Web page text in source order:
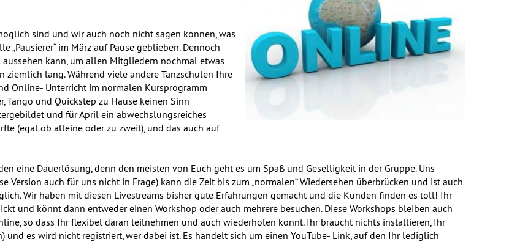
sind und wir auch noch nicht sagen können, was
im März auf Pause geblieben. Dennoch
kann, um allen Mitgliedern nochmal etwas
ziemlich lang. Während viele andere Tanzschulen Ihre
Online- Unterricht im normalen Kursprogramm
Tango und Quickstep zu Hause keinen Sinn
und für April ein abwechslungsreiches
(egal ob alleine oder zu zweit), und das auch auf
eine Dauerlösung, denn den meisten von Euch geht es um Spaß und Geselligkeit in der Gruppe. Uns
Version auch für uns nicht in Frage) kann die Zeit bis zum „normalen“ Wiedersehen überbrücken und ist auch
Wir haben mit diesen Livestreams bisher gute Erfahrungen gemacht und die Kunden finden es toll! Ihr
und könnt dann entweder einen Workshop oder auch mehrere besuchen. Diese Workshops bleiben auch
so dass Ihr flexibel daran teilnehmen und auch wiederholen könnt. Ihr braucht nichts installieren, Ihr
es wird nicht registriert, wer dabei ist. Es handelt sich um einen YouTube- Link, auf den Ihr lediglich